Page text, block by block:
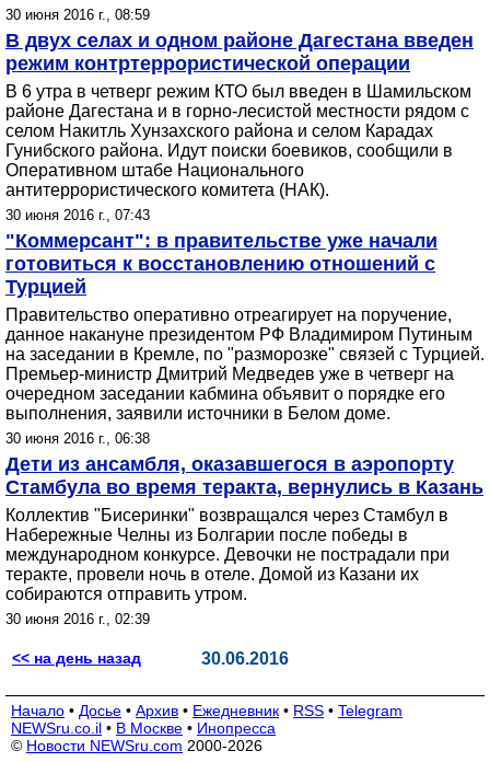
30 июня 2016 г., 08:59
В двух селах и одном районе Дагестана введен
режим контртеррористической операции
В 6 утра в четверг режим КТО был введен в Шамильском
районе Дагестана и в горно-лесистой местности рядом с
селом Накитль Хунзахского района и селом Карадах
Гунибского района. Идут поиски боевиков, сообщили в
Оперативном штабе Национального
антитеррористического комитета (НАК).
30 июня 2016 г., 07:43
"Коммерсант": в правительстве уже начали
готовиться к восстановлению отношений с
Турцией
Правительство оперативно отреагирует на поручение,
данное накануне президентом РФ Владимиром Путиным
на заседании в Кремле, по "разморозке" связей с Турцией.
Премьер-министр Дмитрий Медведев уже в четверг на
очередном заседании кабмина объявит о порядке его
выполнения, заявили источники в Белом доме.
30 июня 2016 г., 06:38
Дети из ансамбля, оказавшегося в аэропорту
Стамбула во время теракта, вернулись в Казань
Коллектив "Бисеринки" возвращался через Стамбул в
Набережные Челны из Болгарии после победы в
международном конкурсе. Девочки не пострадали при
теракте, провели ночь в отеле. Домой из Казани их
собираются отправить утром.
30 июня 2016 г., 02:39
<< на день назад 30.06.2016
Начало • Досье • Архив • Ежедневник • RSS • Telegram
NEWSru.co.il • В Москве • Инопресса
© Новости NEWSru.com 2000-2026